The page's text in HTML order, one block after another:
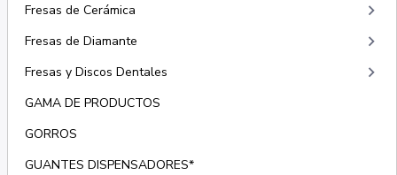
Fresas de Cerámica keyboard_arrow_right
Fresas de Diamante keyboard_arrow_right
Fresas y Discos Dentales keyboard_arrow_right
GAMA DE PRODUCTOS
GORROS
GUANTES DISPENSADORES*